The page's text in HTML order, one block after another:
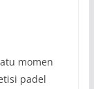
momen
padel